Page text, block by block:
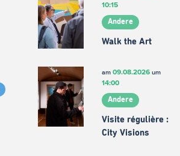
10:15
Andere
Walk the Art
am09.08.2026 um
14:00
Andere
Visite régulière :
City Visions